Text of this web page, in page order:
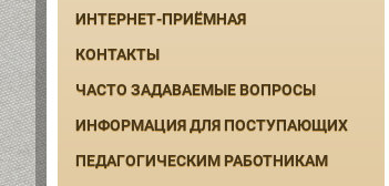
ИНТЕРНЕТ-ПРИЁМНАЯ
КОНТАКТЫ
ЧАСТО ЗАДАВАЕМЫЕ ВОПРОСЫ
ИНФОРМАЦИЯ ДЛЯ ПОСТУПАЮЩИХ
ПЕДАГОГИЧЕСКИМ РАБОТНИКАМ